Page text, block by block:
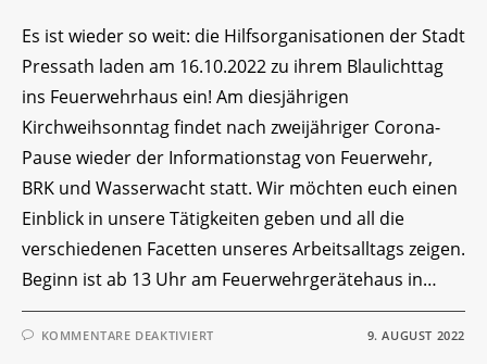
Es ist wieder so weit: die Hilfsorganisationen der Stadt
Pressath laden am 16.10.2022 zu ihrem Blaulichttag
ins Feuerwehrhaus ein! Am diesjährigen
Kirchweihsonntag findet nach zweijähriger Corona-
Pause wieder der Informationstag von Feuerwehr,
BRK und Wasserwacht statt. Wir möchten euch einen
Einblick in unsere Tätigkeiten geben und all die
verschiedenen Facetten unseres Arbeitsalltags zeigen.
Beginn ist ab 13 Uhr am Feuerwehrgerätehaus in…
KOMMENTARE DEAKTIVIERTFÜR 9. AUGUST 2022